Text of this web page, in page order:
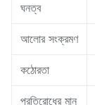
ঘনত্ব
আলোর সংক্রমণ
কঠোরতা
প্রতিরোধের মান